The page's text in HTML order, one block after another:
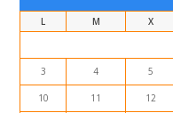
L M X
3 4 5
10 11 12